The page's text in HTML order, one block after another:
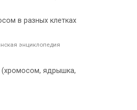
в разных клетках
энциклопедия
(хромосом, ядрышка,